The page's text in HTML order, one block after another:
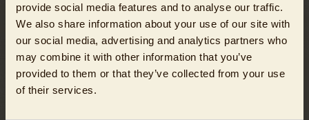
provide social media features and to analyse our traffic.
We also share information about your use of our site with
our social media, advertising and analytics partners who
may combine it with other information that you’ve
provided to them or that they’ve collected from your use
of their services.
Alle Antworten erhalten Sie hier imFAQ.